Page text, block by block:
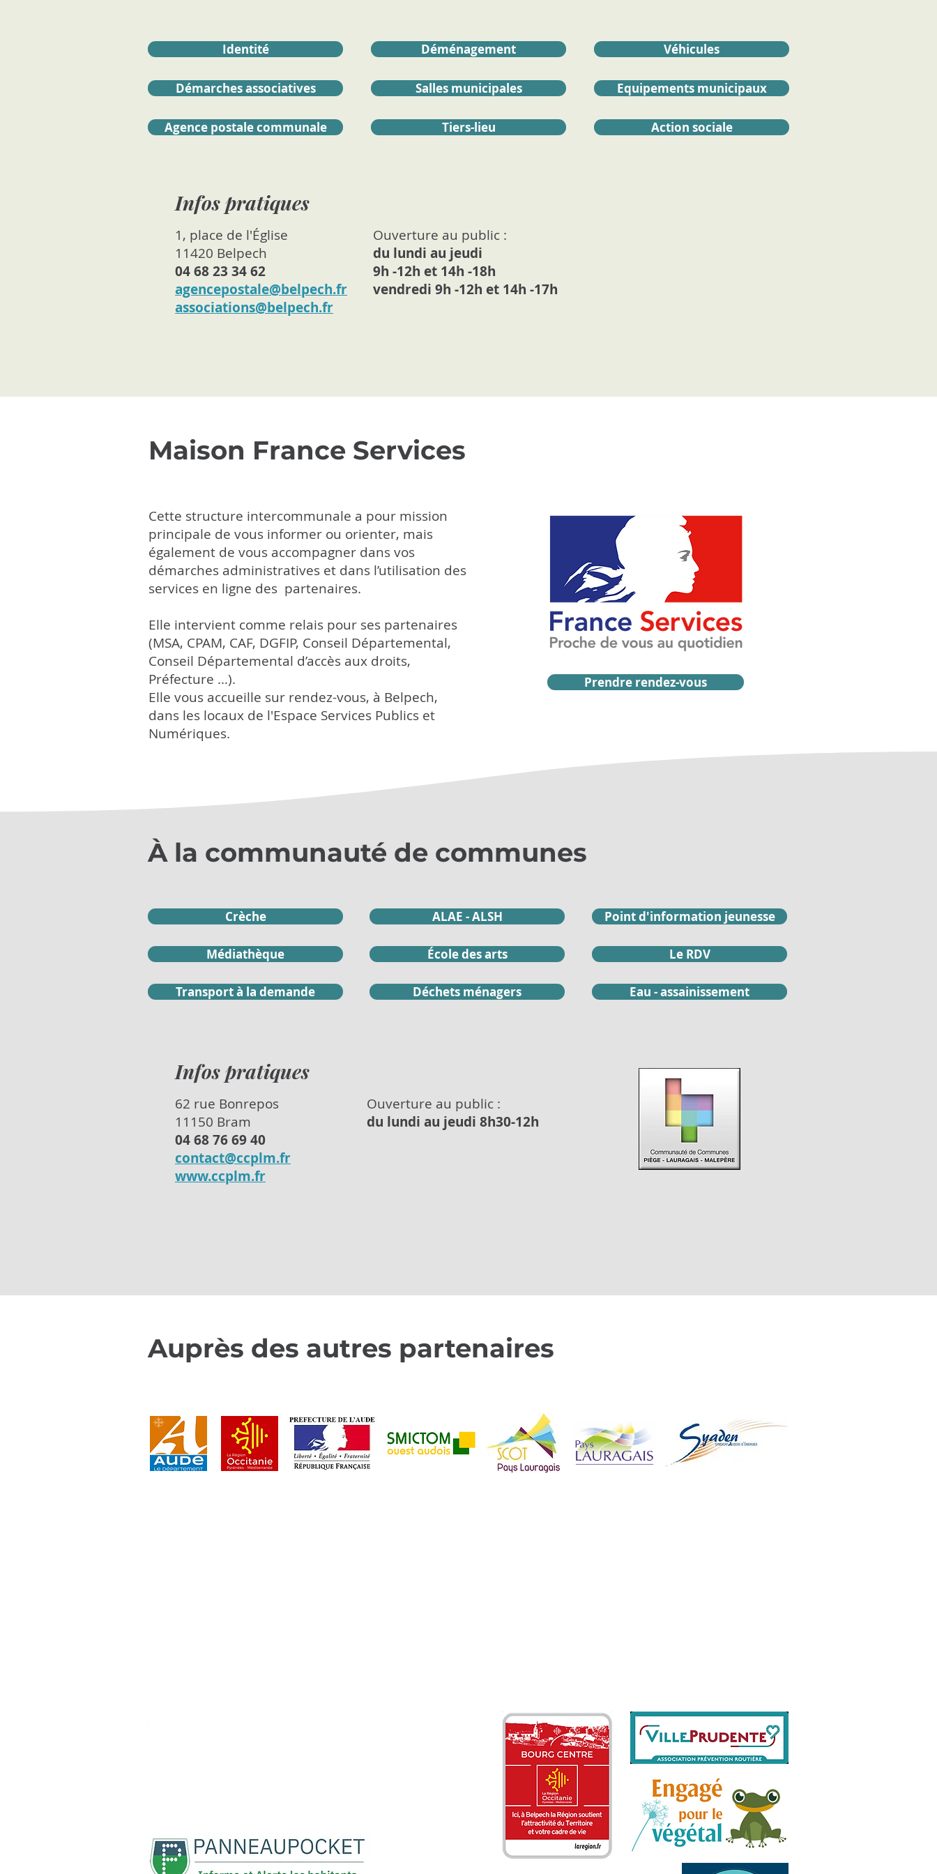
Identité
Démarches associatives
Agence postale communale
Déménagement
Salles municipales
Tiers-lieu
Véhicules
Equipements municipaux
Action sociale
Infos pratiques
1, place de l'Église
11420 Belpech
046823 3462
agencepostale@belpech.fr
associations@belpech.fr
Ouverture au public :
du lundi au jeudi
9h -12h et 14h -18h
vendredi 9h -12h et 14h -17h
Maison France Services
Cette structure intercommunale a pour mission
principale de vous informer ou orienter, mais
également de vous accompagner dans vos
démarches administratives et dans l’utilisation des
services en ligne des partenaires.
Elle intervient comme relais pour ses partenaires
(MSA, CPAM, CAF, DGFIP, Conseil Départemental,
Conseil Départemental d’accès aux droits,
Préfecture …).
Elle vous accueille sur rendez-vous, à Belpech,
dans les locaux de l'Espace Services Publics et
Numériques.
Prendre rendez-vous
À la communauté de communes
Crèche
Médiathèque
Transport à la demande
ALAE - ALSH
École des arts
Déchets ménagers
Point d'information jeunesse
Le RDV
Eau - assainissement
Infos pratiques
62 rue Bonrepos
11150 Bram
0468766940
contact@ccplm.fr
www.ccplm.fr
Ouverture au public :
du lundi au jeudi 8h30-12h
Auprès des autres partenaires